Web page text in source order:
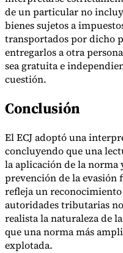
de un particular no
bienes sujetos a
transportados por dicho
entregarlos a otra
sea gratuita e
cuestión.
Conclusión
El ECJ adoptó una
concluyendo que una
la aplicación de la norma
prevención de la evasión
refleja un
autoridades tributarias
realista la naturaleza de
que una norma más
explotada.